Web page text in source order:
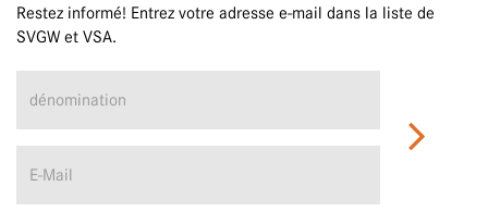
Restez informé! Entrez votre adresse e-mail dans la liste de
SVGW et VSA.